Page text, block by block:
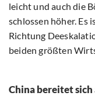
leicht und auch die
schlossen höher. Es
Richtung
beiden größten
China bereitet